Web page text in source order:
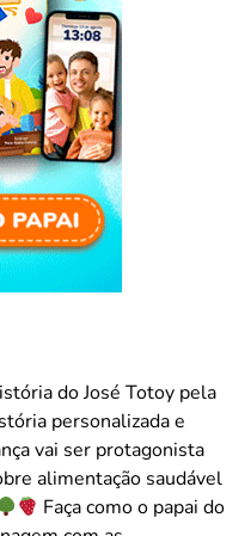
do José Totoy pela
personalizada e
vai ser protagonista
alimentação saudável
Faça como o papai do